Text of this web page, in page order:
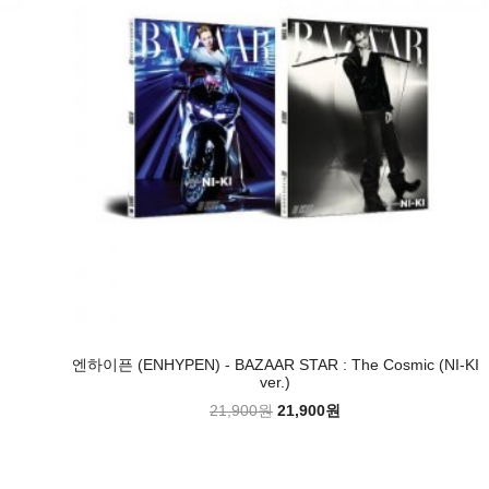
엔하이픈 (ENHYPEN) - BAZAAR STAR : The Cosmic (NI-KI
ver.)
21,900원 21,900원